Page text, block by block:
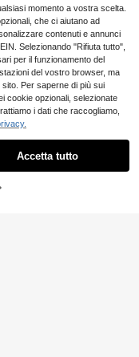
momento a vostra scelta.
che ci aiutano ad
contenuti e annunci
Selezionando "Rifiuta tutto",
per il funzionamento del
del vostro browser, ma
Per saperne di più sui
cookie opzionali, selezionate
i dati che raccogliamo,
Accetta tutto